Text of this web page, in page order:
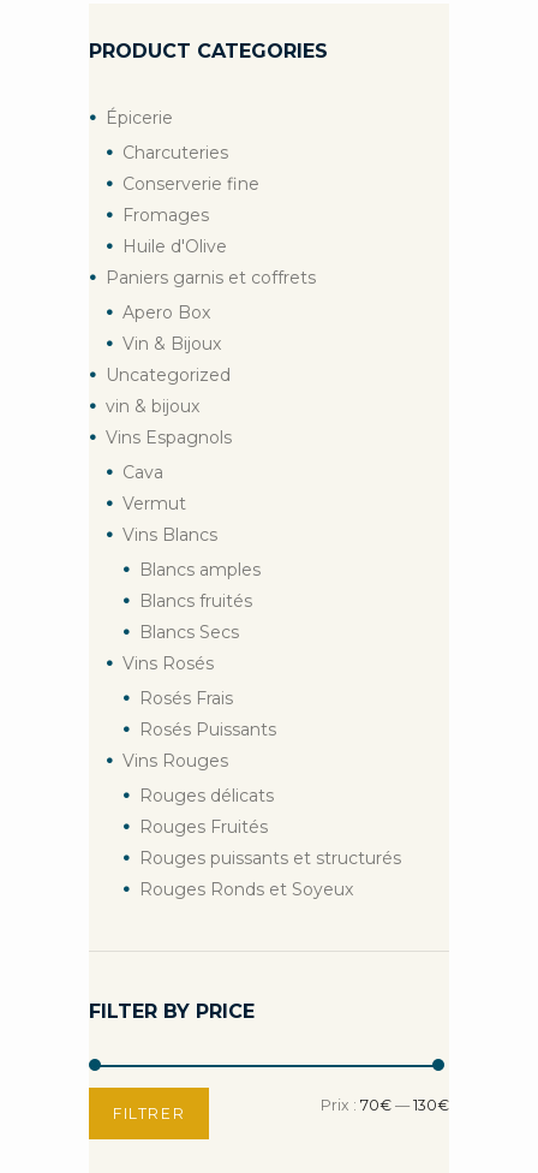
PRODUCT CATEGORIES
Épicerie
Charcuteries
Conserverie fine
Fromages
Huile d'Olive
Paniers garnis et coffrets
Apero Box
Vin & Bijoux
Uncategorized
vin & bijoux
Vins Espagnols
Cava
Vermut
Vins Blancs
Blancs amples
Blancs fruités
Blancs Secs
Vins Rosés
Rosés Frais
Rosés Puissants
Vins Rouges
Rouges délicats
Rouges Fruités
Rouges puissants et structurés
Rouges Ronds et Soyeux
FILTER BY PRICE
Prix
Prix
FILTRER Prix : 70€ —130€